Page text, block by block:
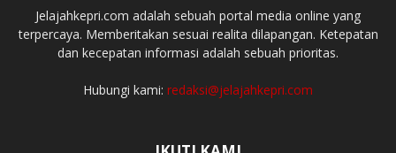
Jelajahkepri.com adalah sebuah portal media online yang
terpercaya. Memberitakan sesuai realita dilapangan. Ketepatan
dan kecepatan informasi adalah sebuah prioritas.
Hubungi kami: redaksi@jelajahkepri.com